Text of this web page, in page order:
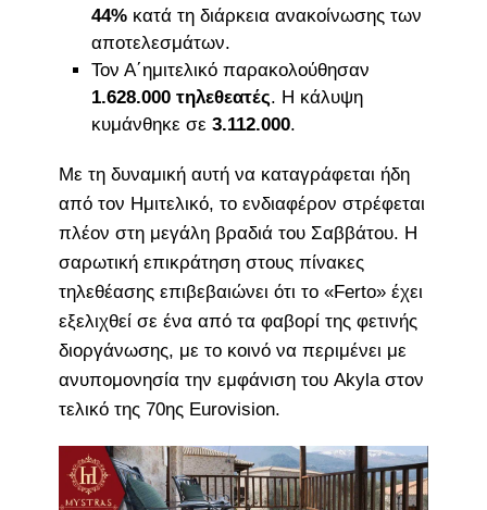
44%κατά τη διάρκεια ανακοίνωσης των
αποτελεσμάτων.
Τον Α΄ημιτελικό παρακολούθησαν
1.628.000 τηλεθεατές. Η κάλυψη
κυμάνθηκε σε 3.112.000.
Με τη δυναμική αυτή να καταγράφεται ήδη
από τον Ημιτελικό, το ενδιαφέρον στρέφεται
πλέον στη μεγάλη βραδιά του Σαββάτου. Η
σαρωτική επικράτηση στους πίνακες
τηλεθέασης επιβεβαιώνει ότι το «Ferto» έχει
εξελιχθεί σε ένα από τα φαβορί της φετινής
διοργάνωσης, με το κοινό να περιμένει με
ανυπομονησία την εμφάνιση του Akyla στον
τελικό της 70ης Eurovision.